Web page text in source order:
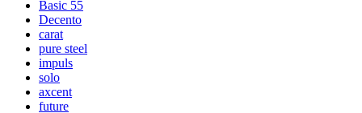
Basic 55
Decento
carat
pure steel
impuls
solo
axcent
future